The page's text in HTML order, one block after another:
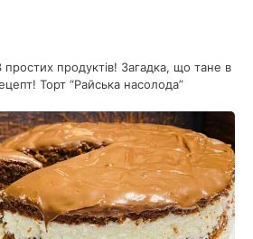
простих продуктів! Загадка, що тане в
Торт “Райська насолода”